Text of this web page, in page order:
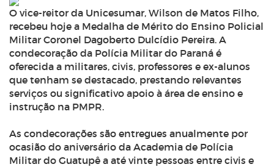
O vice-reitor da Unicesumar, Wilson de Matos Filho,
recebeu hoje a Medalha de Mérito do Ensino Policial
Militar Coronel Dagoberto Dulcídio Pereira. A
condecoração da Polícia Militar do Paraná é
oferecida a militares, civis, professores e ex-alunos
que tenham se destacado, prestando relevantes
serviços ou significativo apoio à área de ensino e
instrução na PMPR.
As condecorações são entregues anualmente por
ocasião do aniversário da Academia de Polícia
Militar do Guatupê a até vinte pessoas entre civis e